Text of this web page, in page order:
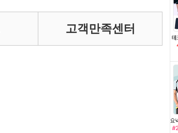
고객만족센터